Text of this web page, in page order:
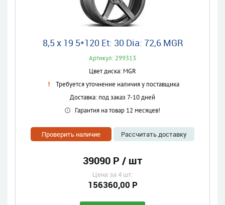
8,5 x 19 5*120 Et: 30 Dia: 72,6 MGR
Артикул: 299313
Цвет диска: MGR
Требуется уточнение наличия у поставщика
Доставка: под заказ 7-10 дней
Гарантия на товар 12 месяцев!
Проверить наличие Рассчитать доставку
39090 Р / шт
Цена за 4 шт:
156360,00 Р